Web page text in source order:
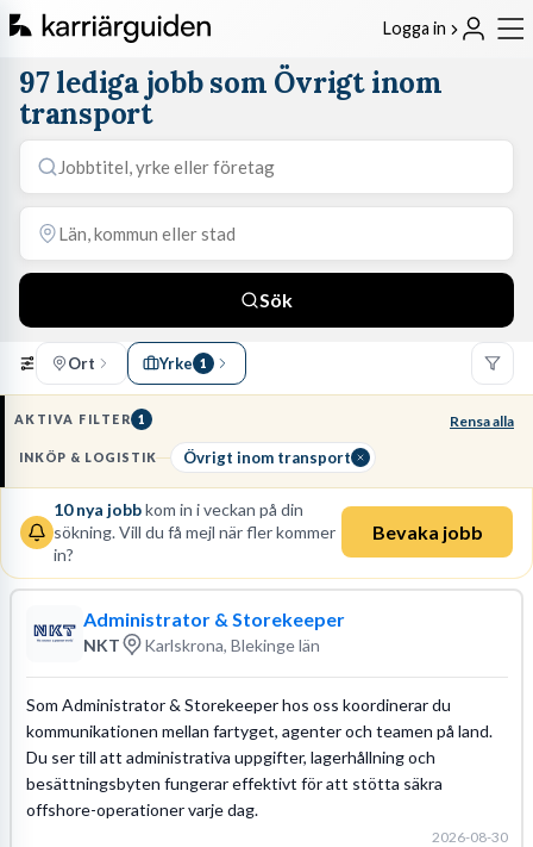
Logga in
97 lediga jobb som Övrigt inom
transport
Sök
Ort Yrke 1
AKTIVA FILTER 1 Rensa alla
INKÖP & LOGISTIK Övrigt inom transport
10nya jobbkom in i veckan på din
sökning. Vill du få mejl när fler kommer
in?
Bevaka jobb
Administrator & Storekeeper
NKT Karlskrona, Blekinge län
Som Administrator & Storekeeper hos oss koordinerar du
kommunikationen mellan fartyget, agenter och teamen på land.
Du ser till att administrativa uppgifter, lagerhållning och
besättningsbyten fungerar effektivt för att stötta säkra
offshore-operationer varje dag.
2026-08-30